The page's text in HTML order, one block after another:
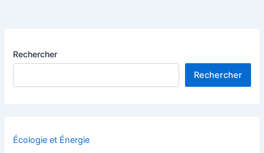
Rechercher
Rechercher
Écologie et Énergie